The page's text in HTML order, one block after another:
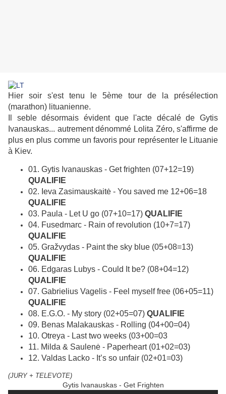
Hier soir s'est tenu le 5ème tour de la présélection
(marathon) lituanienne.
Il seble désormais évident que l'acte décalé de Gytis
Ivanauskas... autrement dénommé Lolita Zéro, s'affirme de
plus en plus comme un favoris pour représenter le Lituanie
à Kiev.
01. Gytis Ivanauskas - Get frighten (07+12=19)
QUALIFIE
02. Ieva Zasimauskaitė - You saved me 12+06=18
QUALIFIE
03. Paula - Let U go (07+10=17) QUALIFIE
04. Fusedmarc - Rain of revolution (10+7=17)
QUALIFIE
05. Gražvydas - Paint the sky blue (05+08=13)
QUALIFIE
06. Edgaras Lubys - Could It be? (08+04=12)
QUALIFIE
07. Gabrielius Vagelis - Feel myself free (06+05=11)
QUALIFIE
08. E.G.O. - My story (02+05=07) QUALIFIE
09. Benas Malakauskas - Rolling (04+00=04)
10. Otreya - Last two weeks (03+00=03
11. Milda & Saulenė - Paperheart (01+02=03)
12. Valdas Lacko - It’s so unfair (02+01=03)
(JURY + TELEVOTE)
Gytis Ivanauskas - Get Frighten